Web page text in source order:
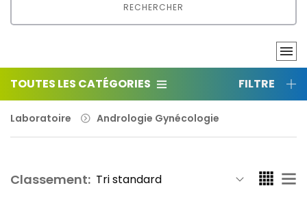
RECHERCHER
TOUTES LES CATÉGORIES FILTRE
Laboratoire Andrologie Gynécologie
Classement: